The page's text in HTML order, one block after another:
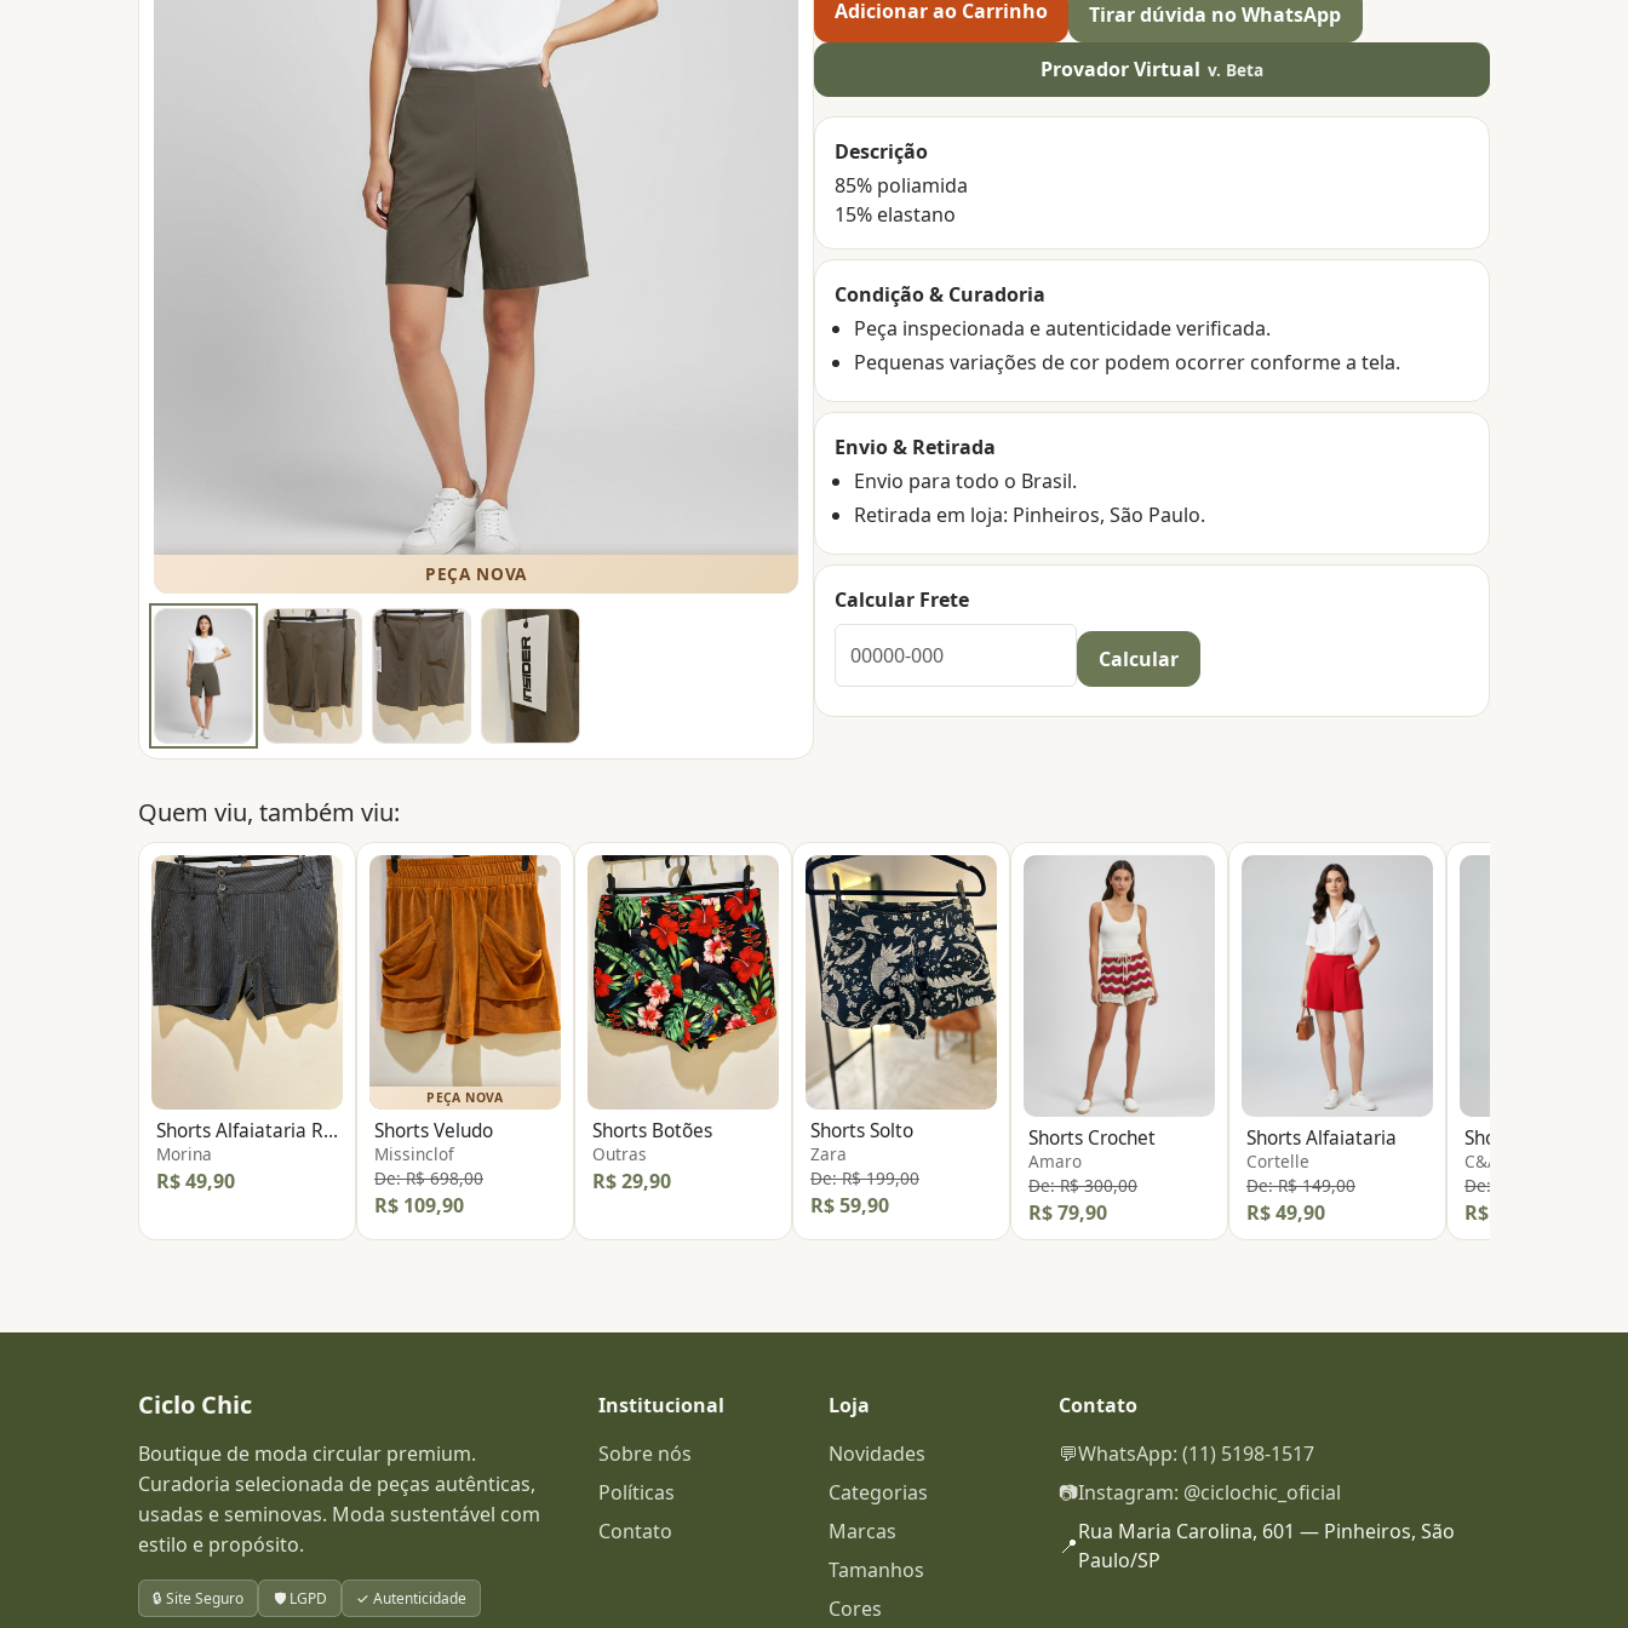
PEÇA NOVA
Adicionar ao Carrinho Tirar dúvida no WhatsApp
Provador Virtual v. Beta
Descrição
85% poliamida
15% elastano
Condição & Curadoria
Peça inspecionada e autenticidade verificada.
Pequenas variações de cor podem ocorrer conforme a tela.
Envio & Retirada
Envio para todo o Brasil.
Retirada em loja: Pinheiros, São Paulo.
Calcular Frete
Calcular
Quem viu, também viu:
Shorts Alfaiataria Risca
Morina
R$ 49,90
PEÇA NOVA
Shorts Veludo
Missinclof
De: R$ 698,00
R$ 109,90
Shorts Botões
Outras
R$ 29,90
Shorts Solto
Zara
De: R$ 199,00
R$ 59,90
Shorts Crochet
Amaro
De: R$ 300,00
R$ 79,90
Shorts Alfaiataria
Cortelle
De: R$ 149,00
R$ 49,90
Shorts Alfaiataria
C&A
De: R$ 149,00
R$ 49,90
Ciclo Chic
Boutique de moda circular premium.
Curadoria selecionada de peças autênticas,
usadas e seminovas. Moda sustentável com
estilo e propósito.
🔒 Site Seguro 🛡️ LGPD ✓ Autenticidade
Institucional
Sobre nós
Políticas
Contato
Loja
Novidades
Categorias
Marcas
Tamanhos
Cores
Contato
💬WhatsApp: (11) 5198-1517
📷Instagram: @ciclochic_oficial
📍
Rua Maria Carolina, 601 — Pinheiros, São
Paulo/SP